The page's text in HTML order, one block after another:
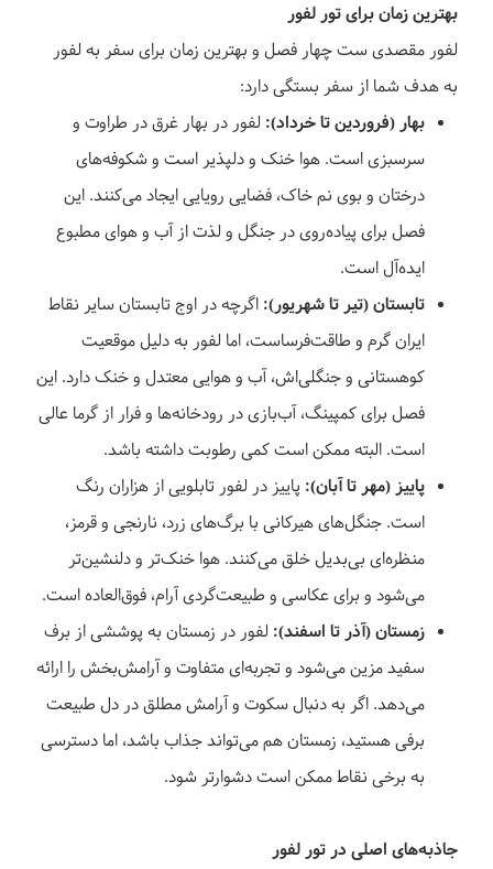
آبشار ترز, تور ورسک تا آبشار ترز,
تور لفور
29 مرداد 1405
3,900,000 تومان موجود
جزئیات سفر
بهترین زمان برای تور لفور
لفور مقصدی ست چهار فصل و بهترین زمان برای سفر به لفور
به هدف شما از سفر بستگی دارد:
بهار (فروردین تا خرداد): لفور در بهار غرق در طراوت و
سرسبزی است. هوا خنک و دلپذیر است و شکوفه‌های
درختان و بوی نم خاک، فضایی رویایی ایجاد می‌کنند. این
فصل برای پیاده‌روی در جنگل و لذت از آب و هوای مطبوع
ایده‌آل است.
تابستان (تیر تا شهریور): اگرچه در اوج تابستان سایر نقاط
ایران گرم و طاقت‌فرساست، اما لفور به دلیل موقعیت
کوهستانی و جنگلی‌اش، آب و هوایی معتدل و خنک دارد. این
فصل برای کمپینگ، آب‌بازی در رودخانه‌ها و فرار از گرما عالی
است. البته ممکن است کمی رطوبت داشته باشد.
پاییز (مهر تا آبان): پاییز در لفور تابلویی از هزاران رنگ
است. جنگل‌های هیرکانی با برگ‌های زرد، نارنجی و قرمز،
منظره‌ای بی‌بدیل خلق می‌کنند. هوا خنک‌تر و دلنشین‌تر
می‌شود و برای عکاسی و طبیعت‌گردی آرام، فوق‌العاده است.
زمستان (آذر تا اسفند): لفور در زمستان به پوششی از برف
سفید مزین می‌شود و تجربه‌ای متفاوت و آرامش‌بخش را ارائه
می‌دهد. اگر به دنبال سکوت و آرامش مطلق در دل طبیعت
برفی هستید، زمستان هم می‌تواند جذاب باشد، اما دسترسی
به برخی نقاط ممکن است دشوارتر شود.
جاذبه‌های اصلی در تور لفور